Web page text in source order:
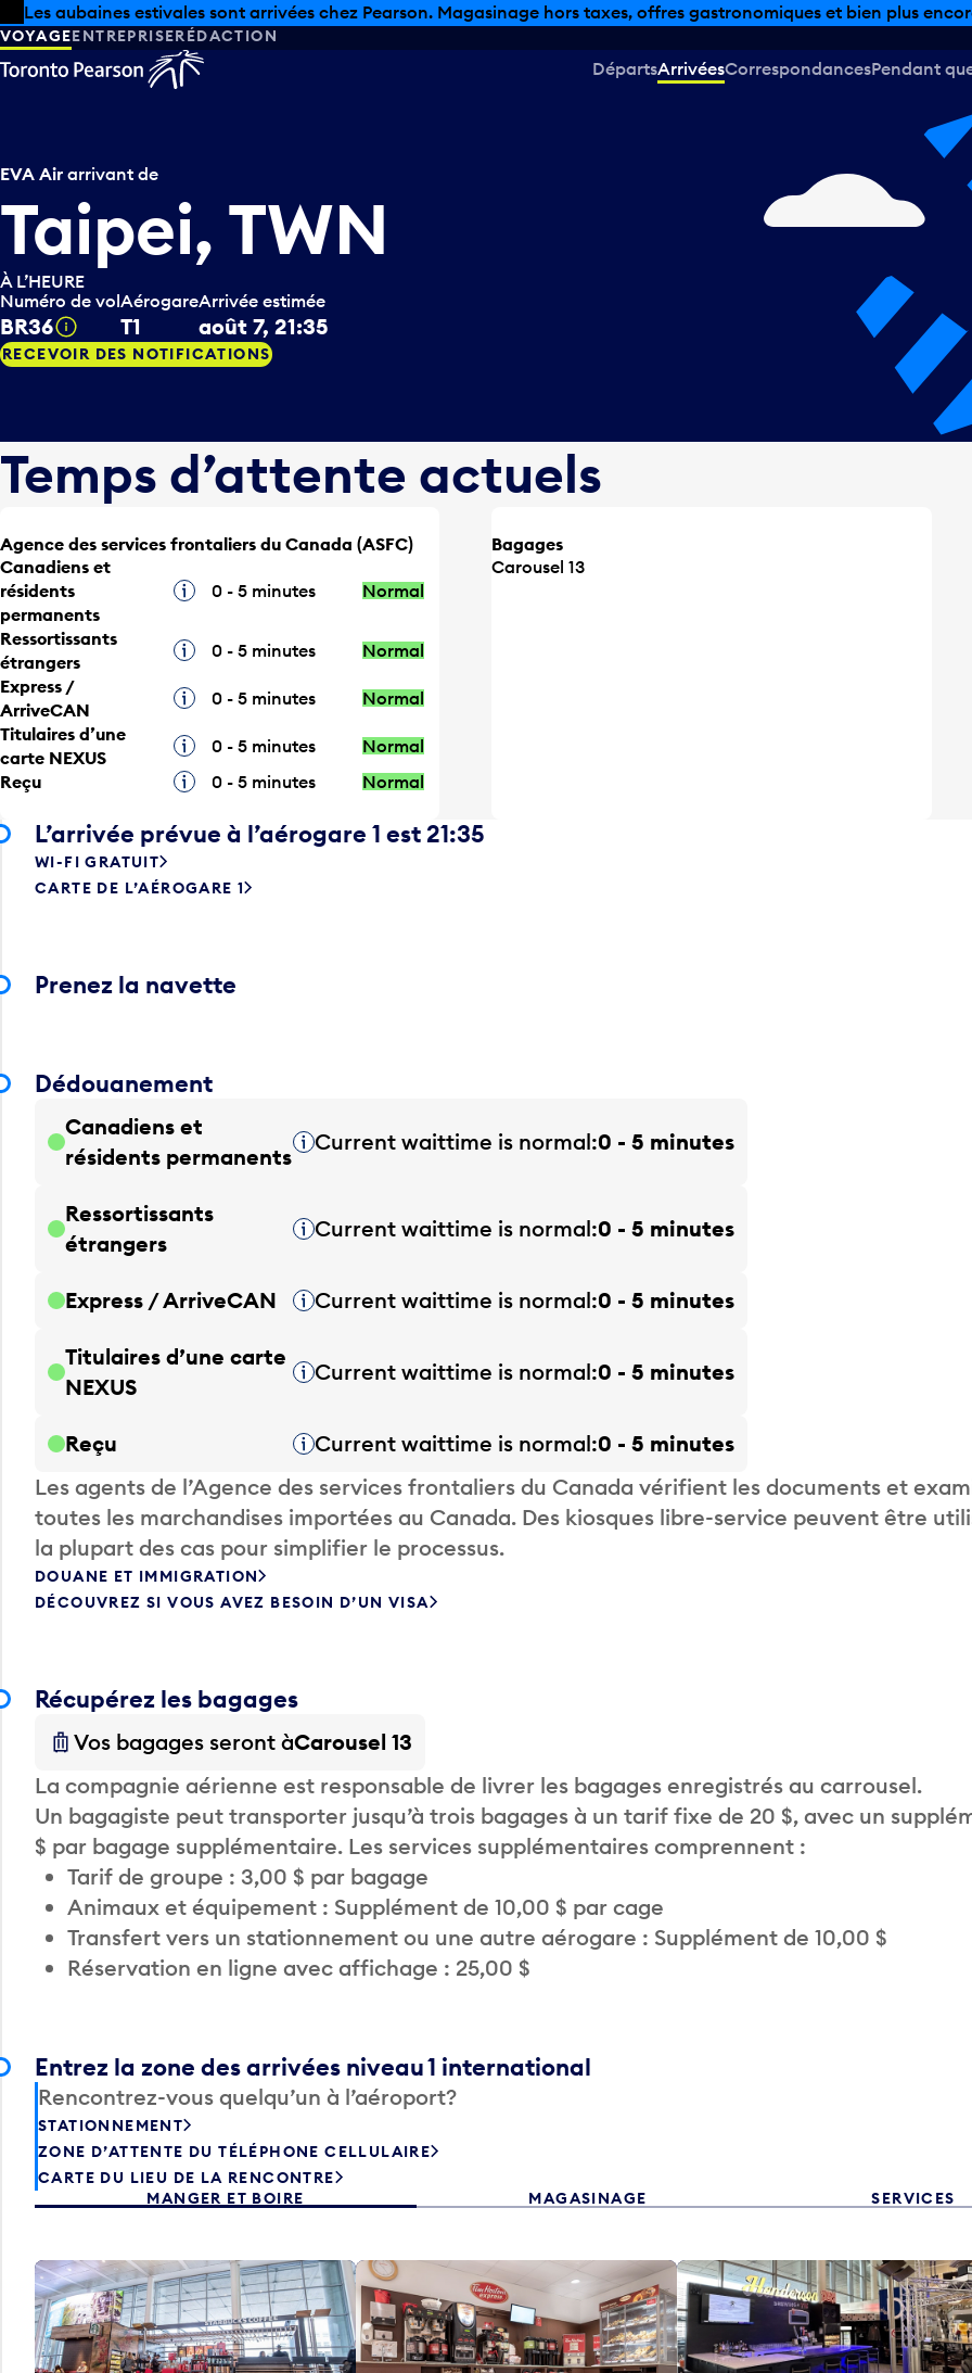
Skip to offers
Passer au contenu principal
Les aubaines estivales sont arrivées chez Pearson. Magasinage hors taxes, offres gastronomiques et bien plus
VOYAGEENTREPRISERÉDACTION
DépartsArrivéesCorrespondancesPendant
EVA Air arrivant de
Taipei, TWN
À L’HEURE
Numéro de vol
BR36 Infobulle
Aérogare
T1
Arrivée estimée
août 7, 21:35
RECEVOIR DES NOTIFICATIONS
Temps d’attente actuels
Agence des services frontaliers du Canada (ASFC)
Canadiens et
résidents
permanents
Infobulle0 - 5 minutes Normal
Ressortissants
étrangers
Infobulle0 - 5 minutes
Normal
Express /
ArriveCAN
Infobulle0 - 5 minutes
Normal
Titulaires d’une
carte NEXUS
Infobulle0 - 5 minutes
Normal
Reçu
Infobulle0 - 5 minutes Normal
Bagages
Carousel 13
L’arrivée prévue à l’aérogare 1 est 21:35
WI-FI GRATUIT
CARTE DE L’AÉROGARE 1
Prenez la navette
Dédouanement
Canadiens et
résidents permanentsInfobulle
Current waittime is normal 0 - 5 minutes
Ressortissants
étrangers
Infobulle
Current waittime is normal 0 - 5 minutes
Express / ArriveCAN Infobulle
Current waittime is normal 0 - 5 minutes
Titulaires d’une carte
NEXUS
Infobulle
Current waittime is normal 0 - 5 minutes
Reçu Infobulle
Current waittime is normal 0 - 5 minutes
Les agents de l’Agence des services frontaliers du Canada vérifient les documents et
toutes les marchandises importées au Canada. Des kiosques libre-service peuvent être
la plupart des cas pour simplifier le processus.
DOUANE ET IMMIGRATION
DÉCOUVREZ SI VOUS AVEZ BESOIN D’UN VISA
Récupérez les bagages
Vos bagages seront àCarousel 13
La compagnie aérienne est responsable de livrer les bagages enregistrés au carrousel.
Un bagagiste peut transporter jusqu’à trois bagages à un tarif fixe de 20 $, avec un
$ par bagage supplémentaire. Les services supplémentaires comprennent :
Tarif de groupe : 3,00 $ par bagage
Animaux et équipement : Supplément de 10,00 $ par cage
Transfert vers un stationnement ou une autre aérogare : Supplément de 10,00 $
Réservation en ligne avec affichage : 25,00 $
Entrez la zone des arrivées niveau 1 international
Rencontrez-vous quelqu’un à l’aéroport?
STATIONNEMENT
ZONE D’ATTENTE DU TÉLÉPHONE CELLULAIRE
CARTE DU LIEU DE LA RENCONTRE
MANGER ET BOIRE
MAGASINAGE SERVICES